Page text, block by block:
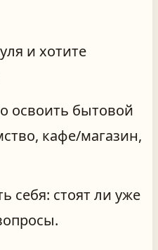
и хотите
освоить бытовой
кафе/магазин,
себя: стоят ли уже